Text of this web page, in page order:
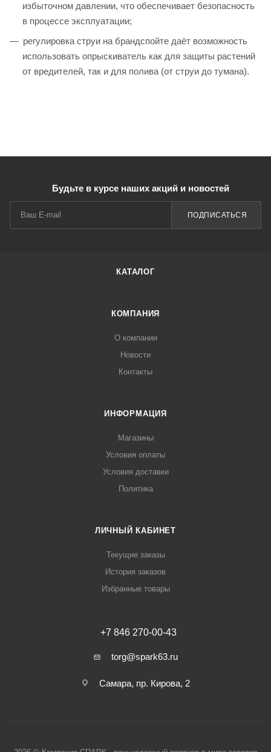
избыточном давлении, что обеспечивает безопасность
в процессе эксплуатации;
регулировка струи на брандспойте даёт возможность
использовать опрыскиватель как для защиты растений
от вредителей, так и для полива (от струи до тумана).
Будьте в курсе наших акций и новостей
ПОДПИСАТЬСЯ
КАТАЛОГ
КОМПАНИЯ
О компании
Новости
Контакты
ИНФОРМАЦИЯ
Магазины
Условия оплаты
Условия доставки
Политика
ЛИЧНЫЙ КАБИНЕТ
Текущие заказы
История заказов
Избранные товары
+7 846 270-00-43
torg@spark63.ru
Самара, пр. Кирова, 2